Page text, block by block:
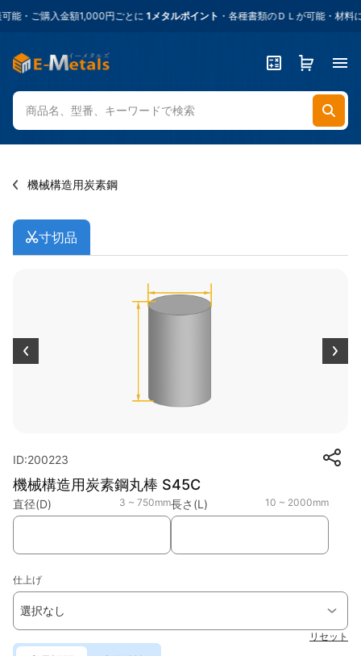
・ご購入金額1,000円ごとに 1メタルポイント・各種書類のＤＬが可能・材料に
機械構造用炭素鋼
寸切品
ID:200223
機械構造用炭素鋼丸棒 S45C
直径(D) 3 ~ 750mm長さ(L) 10 ~ 2000mm
仕上げ
選択なし
リセット